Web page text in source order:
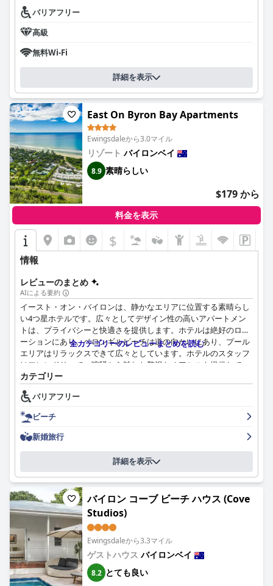
バリアフリー
高級
無料Wi-Fi
詳細を表示
East On Byron Bay Apartments
Ewingsdaleから3.0マイル
リゾート バイロンベイ
8.9 素晴らしい
$179 から
料金を表示
$
情報
レビューのまとめ
AIによる要約
イースト・オン・バイロンは、静かなエリアに位置する素晴らし
い4つ星ホテルです。広々としてデザイン性の高いアパートメン
トは、プライバシーと快適さを提供します。ホテルは絶好のロケ
ーションにあり、ベロンギルビーチは道の向かいにあり、プール
エリアはリラックスできて広々としています。ホテルのスタッフ
はフレンドリーで、喧騒から離れた贅沢なオアシスを提供してい
ます。ホテルは少し時代遅れですが、必要な設備とサービスはす
べて揃っています。宿泊客は、滞在を信じられないほど素晴らし
いと表現しており、イースト・オン・バイロンは絶好のロケーシ
ョンに位置する素晴らしいホテルです。
全カテゴリーのレビューまとめを読む
カテゴリー
バリアフリー
ビーチ
新婚旅行
詳細を表示
バイロン コーブ ビーチ ハウス (Cove
Studios)
Ewingsdaleから3.3マイル
ゲストハウス バイロンベイ
8.2 とても良い